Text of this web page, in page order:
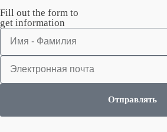
Fill out the form to
get information
Отправлять